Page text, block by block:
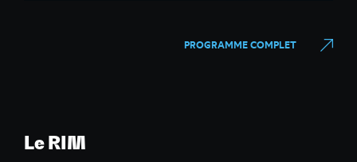
PROGRAMME COMPLET
Le RIM